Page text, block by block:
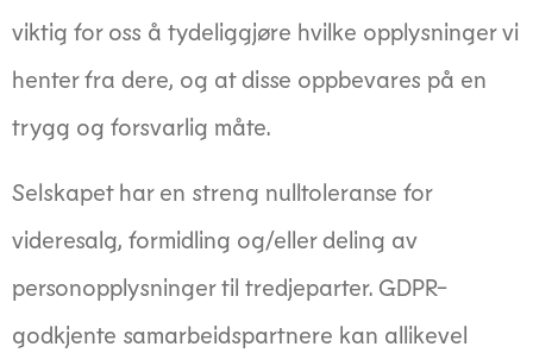
viktig for oss å tydeliggjøre hvilke opplysninger vi
henter fra dere, og at disse oppbevares på en
trygg og forsvarlig måte.
Selskapet har en streng nulltoleranse for
videresalg, formidling og/eller deling av
personopplysninger til tredjeparter. GDPR-
godkjente samarbeidspartnere kan allikevel